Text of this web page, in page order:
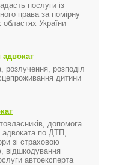
послуги із
права за помірну
областях України
розподіл
дитини
допомога
адвоката по ДТП,
зі страховою
відшкодування
автоексперта